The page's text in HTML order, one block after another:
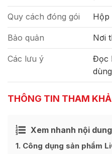
Quy cách đóng gói Hộp
Bảo quản Nơi
Các lưu ý
Đọc
dùng
THÔNG TIN THAM
Xem nhanh nội
1 Công dụng sản phẩm